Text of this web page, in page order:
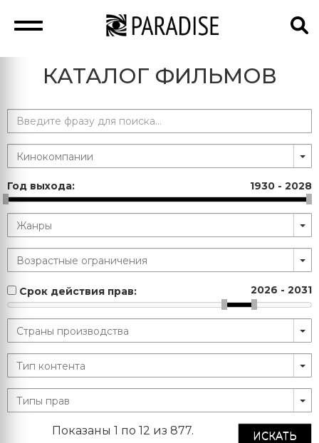
КАТАЛОГ ФИЛЬМОВ
Год выхода: 1930 - 2028
Срок действия прав: 2026 - 2031
ИСКАТЬ
Показаны 1 по 12 из 877.